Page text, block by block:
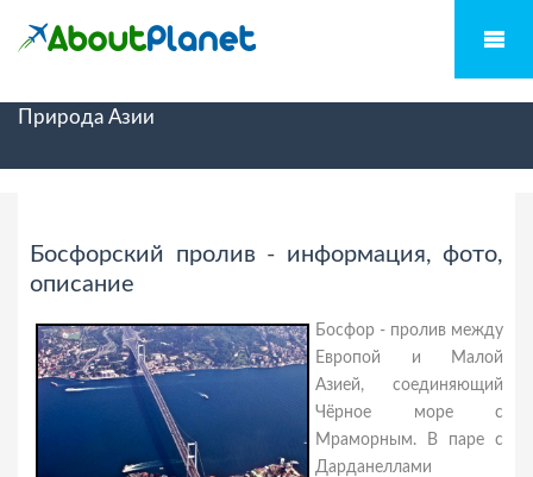
Природа Азии
Босфорский пролив - информация, фото,
описание
Босфор - пролив между
Европой и Малой
Азией, соединяющий
Чёрное море с
Мраморным. В паре с
Дарданеллами